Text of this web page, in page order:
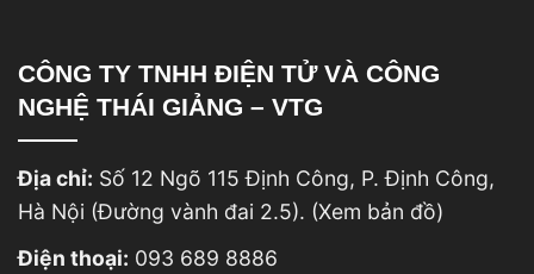
CÔNG TY TNHH ĐIỆN TỬ VÀ CÔNG
NGHỆ THÁI GIẢNG – VTG
Địa chỉ: Số 12 Ngõ 115 Định Công, P. Định Công,
Hà Nội (Đường vành đai 2.5). (Xem bản đồ)
Điện thoại: 093 689 8886